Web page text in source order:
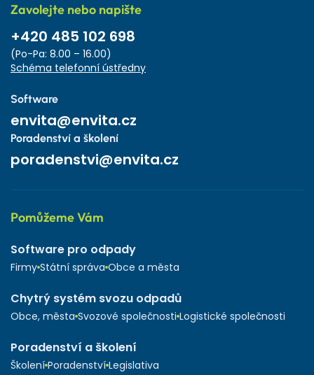
Zavolejte nebo napište
+420 485 102 698
(Po-Pa: 8.00 – 16.00)
Schéma telefonní ústředny
Software
envita@envita.cz
Poradenství a školení
poradenstvi@envita.cz
Pomůžeme Vám
Software pro odpady
Firmy Státní správa Obce a města
Chytrý systém svozu odpadů
Obce, města Svozové společnosti Logistické společnosti
Poradenství a školení
Školení Poradenství Legislativa